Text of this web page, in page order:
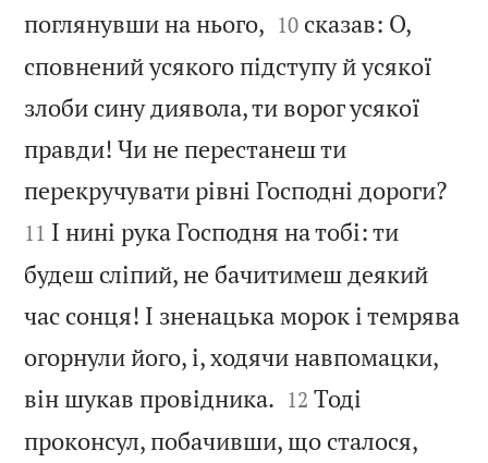
поглянувши на нього, 

10 сказав: О,
сповнений усякого підступу й усякої
злоби сину диявола, ти ворог усякої
правди! Чи не перестанеш ти
перекручувати рівні Господні дороги?
11 І нині рука Господня на тобі: ти
будеш сліпий, не бачитимеш деякий
час сонця! І зненацька морок і темрява
огорнули його, і, ходячи навпомацки,
він шукав провідника. 

12 Тоді
проконсул, побачивши, що сталося,